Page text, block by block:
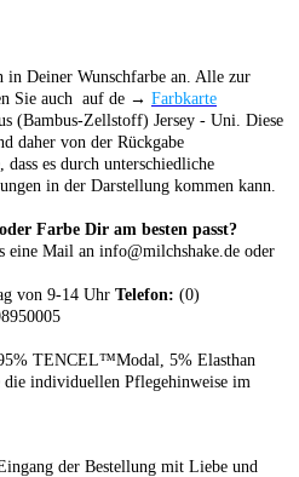
Deiner Wunschfarbe an. Alle zur
Sie auch auf de → Farbkarte
(Bambus-Zellstoff) Jersey - Uni. Diese
daher von der Rückgabe
dass es durch unterschiedliche
in der Darstellung kommen kann.
Farbe Dir am besten passt?
eine Mail an info@milchshake.de oder
von 9-14 Uhr Telefon: (0)
TENCEL™Modal, 5% Elasthan
die individuellen Pflegehinweise im
der Bestellung mit Liebe und